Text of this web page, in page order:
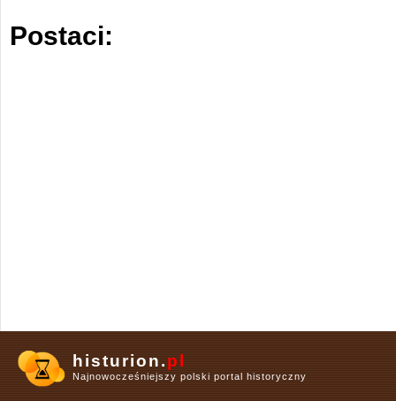
Postaci:
histurion.pl
Najnowocześniejszy polski portal historyczny